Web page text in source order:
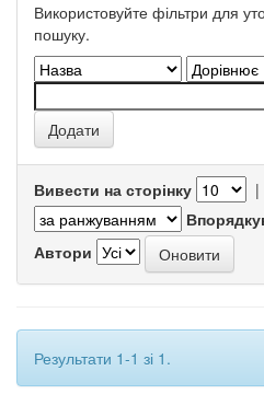
Використовуйте фільтри для
пошуку.
Вивести на сторінку |
Автори
Результати 1-1 зі 1.